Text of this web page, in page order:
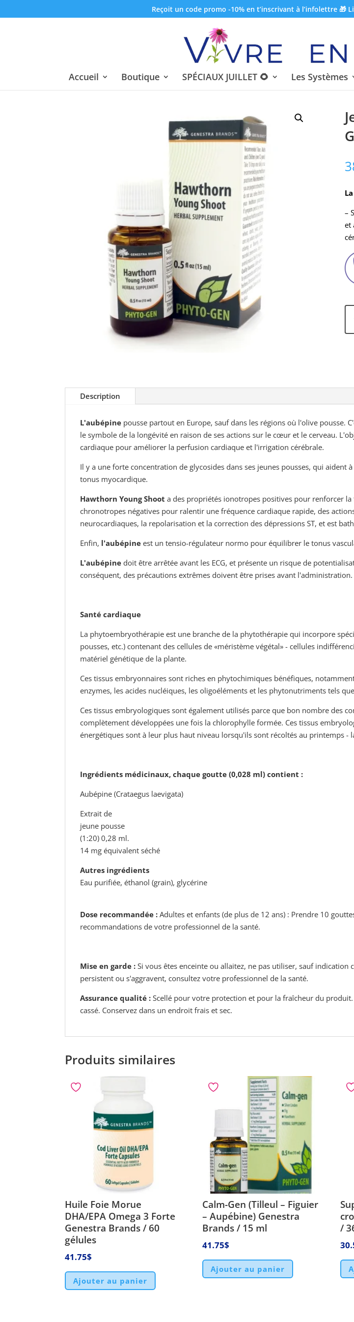
Reçoit un code promo -10% en t’inscrivant à l’infolettre 🎁
Accueil Boutique SPÉCIAUX JUILLET 🌻 Les Systèmes
–
et
ml
Description
L'aubépine pousse partout en Europe, sauf dans les régions où l'olive pousse.
le symbole de la longévité en raison de ses actions sur le cœur et le cerveau.
cardiaque pour améliorer la perfusion cardiaque et l'irrigation cérébrale.
Il y a une forte concentration de glycosides dans ses jeunes pousses, qui
tonus myocardique.
Hawthorn Young Shoot a des propriétés ionotropes positives pour renforcer
chronotropes négatives pour ralentir une fréquence cardiaque rapide, des
neurocardiaques, la repolarisation et la correction des dépressions ST, et est
Enfin, l'aubépine est un tensio-régulateur normo pour équilibrer le tonus
L'aubépine doit être arrêtée avant les ECG, et présente un risque de
conséquent, des précautions extrêmes doivent être prises avant l'administration.
Santé cardiaque
La phytoembryothérapie est une branche de la phytothérapie qui incorpore
pousses, etc.) contenant des cellules de «méristème végétal» - cellules
matériel génétique de la plante.
Ces tissus embryonnaires sont riches en phytochimiques bénéfiques,
enzymes, les acides nucléiques, les oligoéléments et les phytonutriments tels
Ces tissus embryologiques sont également utilisés parce que bon nombre des
complètement développées une fois la chlorophylle formée. Ces tissus
énergétiques sont à leur plus haut niveau lorsqu'ils sont récoltés au printemps -
Ingrédients médicinaux, chaque goutte (0,028 ml) contient :
Aubépine (Crataegus laevigata)
Extrait de
jeune pousse
(1:20) 0,28 ml.
14 mg équivalent séché
Autres ingrédients
Eau purifiée, éthanol (grain), glycérine
Dose recommandée : Adultes et enfants (de plus de 12 ans) : Prendre 10
recommandations de votre professionnel de la santé.
Mise en garde : Si vous êtes enceinte ou allaitez, ne pas utiliser, sauf
persistent ou s'aggravent, consultez votre professionnel de la santé.
Assurance qualité : Scellé pour votre protection et pour la fraîcheur du
cassé. Conservez dans un endroit frais et sec.
Produits similaires
Huile Foie Morue
DHA/EPA Omega 3 Forte
Genestra Brands / 60
gélules
41.75$
Ajouter au panier
Calm-Gen (Tilleul – Figuier
– Aupébine) Genestra
Brands / 15 ml
41.75$
Ajouter au panier
/